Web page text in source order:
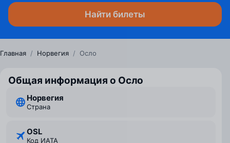
Найти билеты
Главная / Норвегия / Осло
Общая информация о Осло
Норвегия
Страна
OSL
Код ИАТА